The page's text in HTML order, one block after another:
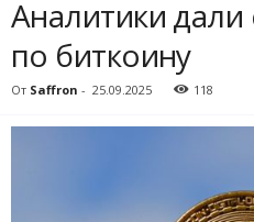
Аналитики
по биткоину
От Saffron - 25.09.2025 118